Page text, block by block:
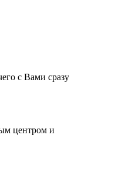
с Вами сразу
центром и